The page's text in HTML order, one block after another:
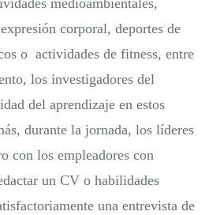
medioambientales,
corporal, deportes de
o actividades de fitness, entre
los investigadores del
del aprendizaje en estos
durante la jornada, los líderes
con los empleadores con
un CV o habilidades
una entrevista de